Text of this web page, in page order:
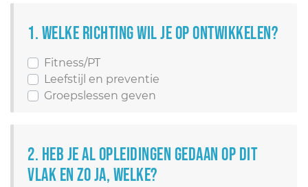
1. Welke richting wil je op ontwikkelen?
Fitness/PT
Leefstijl en preventie
Groepslessen geven
2. Heb je al opleidingen gedaan op dit
vlak en zo ja, welke?